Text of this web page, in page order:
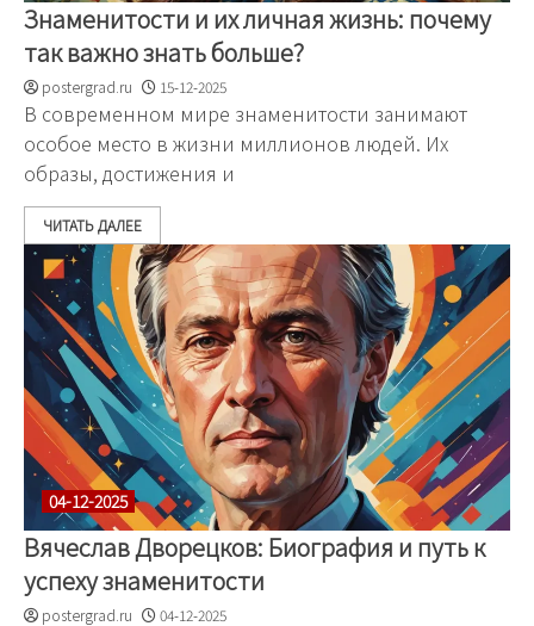
Знаменитости и их личная жизнь: почему
так важно знать больше?
postergrad.ru 15-12-2025
В современном мире знаменитости занимают
особое место в жизни миллионов людей. Их
образы, достижения и
ЧИТАТЬ ДАЛЕЕ
04-12-2025
Вячеслав Дворецков: Биография и путь к
успеху знаменитости
postergrad.ru 04-12-2025